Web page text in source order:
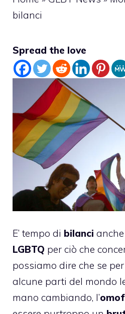
bilanci
Spread the love
E’ tempo di bilanci
LGBTQ per ciò che
possiamo dire che se
alcune parti del mondo
mano cambiando, l’